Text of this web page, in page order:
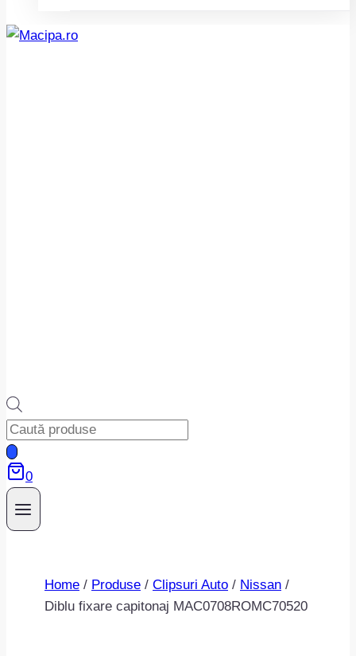
Products
search
0
Home / Produse / Clipsuri Auto / Nissan /
Diblu fixare capitonaj MAC0708ROMC70520